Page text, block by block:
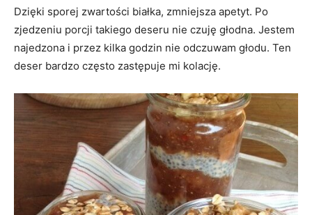
Dzięki sporej zwartości białka, zmniejsza apetyt. Po
zjedzeniu porcji takiego deseru nie czuję głodna. Jestem
najedzona i przez kilka godzin nie odczuwam głodu. Ten
deser bardzo często zastępuje mi kolację.